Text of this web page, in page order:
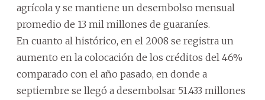
agrícola y se mantiene un desembolso mensual
promedio de 13 mil millones de guaraníes.
En cuanto al histórico, en el 2008 se registra un
aumento en la colocación de los créditos del 46%
comparado con el año pasado, en donde a
septiembre se llegó a desembolsar 51.433 millones